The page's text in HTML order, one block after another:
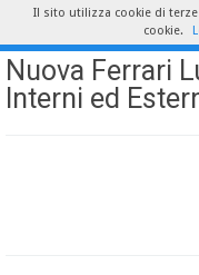
Nuova Ferrari
Interni ed
Il sito utilizza cookie di
cookie.